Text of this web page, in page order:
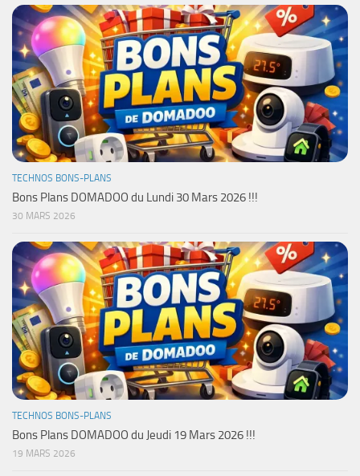
TECHNOS BONS-PLANS
Bons Plans DOMADOO du Lundi 30 Mars 2026 !!!
30 MARS 2026
TECHNOS BONS-PLANS
Bons Plans DOMADOO du Jeudi 19 Mars 2026 !!!
19 MARS 2026